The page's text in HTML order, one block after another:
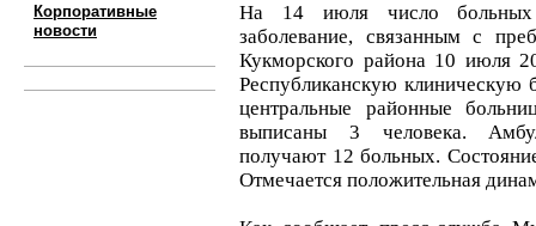
Корпоративные
новости
На 14 июля число больных
заболевание, связанным с
Кукморского района 10 июля
Республиканскую
центральные районные
выписаны 3 человека.
получают 12 больных.
Отмечается положительная